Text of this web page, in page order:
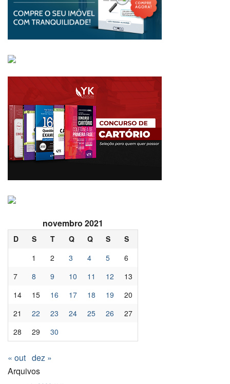
novembro 2021
D S T Q Q S
S
1
2 3 4 5
6
7
8 9 10 11 12
13
14
15 16 17 18 19
20
21
22 23 24 25 26
27
28
29 30
« out dez »
Arquivos